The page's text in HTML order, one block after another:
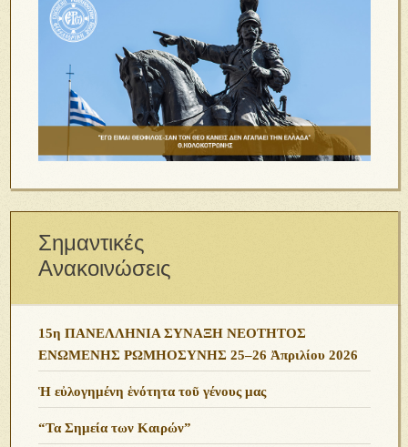
Σημαντικές
Ανακοινώσεις
15η ΠΑΝΕΛΛΗΝΙΑ ΣΥΝΑΞΗ ΝΕΟΤΗΤΟΣ
ΕΝΩΜΕΝΗΣ ΡΩΜΗΟΣΥΝΗΣ 25–26 Ἀπριλίου 2026
Ἡ εὐλογημένη ἑνότητα τοῦ γένους μας
“Τα Σημεία των Καιρών”